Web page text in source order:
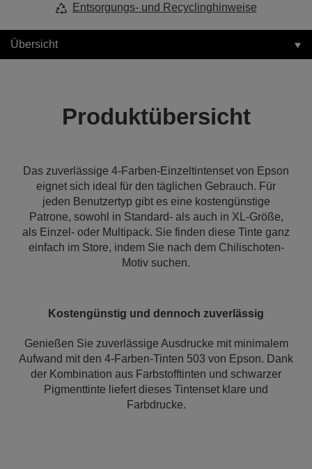
Entsorgungs- und Recyclinghinweise
Übersicht
Produktübersicht
Das zuverlässige 4-Farben-Einzeltintenset von Epson
eignet sich ideal für den täglichen Gebrauch. Für
jeden Benutzertyp gibt es eine kostengünstige
Patrone, sowohl in Standard- als auch in XL-Größe,
als Einzel- oder Multipack. Sie finden diese Tinte ganz
einfach im Store, indem Sie nach dem Chilischoten-
Motiv suchen.
Kostengünstig und dennoch zuverlässig
Genießen Sie zuverlässige Ausdrucke mit minimalem
Aufwand mit den 4-Farben-Tinten 503 von Epson. Dank
der Kombination aus Farbstofftinten und schwarzer
Pigmenttinte liefert dieses Tintenset klare und
Farbdrucke.